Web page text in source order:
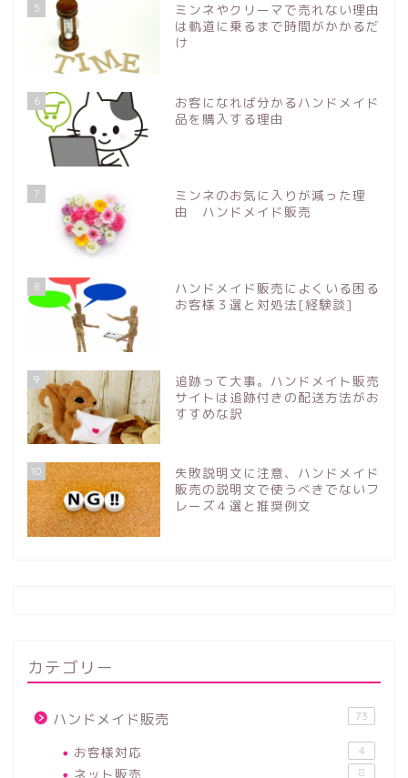
5
ミンネやクリーマで売れない理由
は軌道に乗るまで時間がかかるだ
け
6
お客になれば分かるハンドメイド
品を購入する理由
7
ミンネのお気に入りが減った理
由 ハンドメイド販売
8
ハンドメイド販売によくいる困る
お客様３選と対処法[経験談]
9
追跡って大事。ハンドメイト販売
サイトは追跡付きの配送方法がお
すすめな訳
10
失敗説明文に注意、ハンドメイド
販売の説明文で使うべきでないフ
レーズ４選と推奨例文
カテゴリー
ハンドメイド販売 73
お客様対応 4
ネット販売 8